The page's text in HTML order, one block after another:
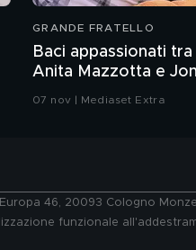
GRANDE FRATELLO
Baci appassionati tra
Anita Mazzotta e
07 nov | Mediaset Extra
46, 20093 Cologno
funzionale